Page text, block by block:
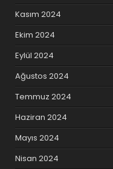
Kasım 2024
Ekim 2024
Eylül 2024
Ağustos 2024
Temmuz 2024
Haziran 2024
Mayıs 2024
Nisan 2024